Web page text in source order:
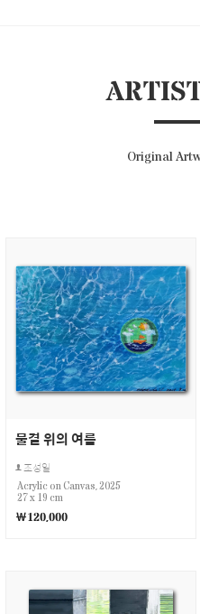
Original
물결 위의 여름
조성일
Acrylic on Canvas, 2025
27 x 19 cm
￦120,000